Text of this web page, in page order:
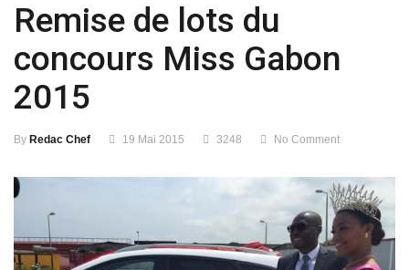
Remise de lots du
concours Miss Gabon
2015
By Redac Chef 19 Mai 2015 3248 No Comment